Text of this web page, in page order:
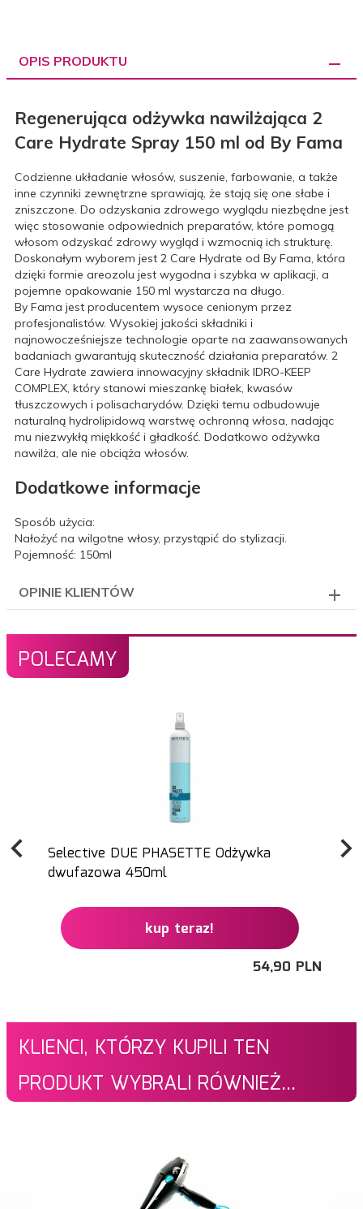
OPIS PRODUKTU
Regenerująca odżywka nawilżająca 2
Care Hydrate Spray 150 ml od By Fama
Codzienne układanie włosów, suszenie, farbowanie, a także
inne czynniki zewnętrzne sprawiają, że stają się one słabe i
zniszczone. Do odzyskania zdrowego wyglądu niezbędne jest
więc stosowanie odpowiednich preparatów, które pomogą
włosom odzyskać zdrowy wygląd i wzmocnią ich strukturę.
Doskonałym wyborem jest 2 Care Hydrate od By Fama, która
dzięki formie areozolu jest wygodna i szybka w aplikacji, a
pojemne opakowanie 150 ml wystarcza na długo.
By Fama jest producentem wysoce cenionym przez
profesjonalistów. Wysokiej jakości składniki i
najnowocześniejsze technologie oparte na zaawansowanych
badaniach gwarantują skuteczność działania preparatów. 2
Care Hydrate zawiera innowacyjny składnik IDRO-KEEP
COMPLEX, który stanowi mieszankę białek, kwasów
tłuszczowych i polisacharydów. Dzięki temu odbudowuje
naturalną hydrolipidową warstwę ochronną włosa, nadając
mu niezwykłą miękkość i gładkość. Dodatkowo odżywka
nawilża, ale nie obciąża włosów.
Dodatkowe informacje
Sposób użycia:
Nałożyć na wilgotne włosy, przystąpić do stylizacji.
Pojemność: 150ml
OPINIE KLIENTÓW
POLECAMY
Selective DUE PHASETTE Odżywka
dwufazowa 450ml
kup teraz!
54,90 PLN
KLIENCI, KTÓRZY KUPILI TEN
PRODUKT WYBRALI RÓWNIEŻ...